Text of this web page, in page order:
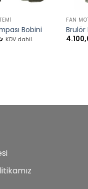
Bobini
KDV dahil.
FAN